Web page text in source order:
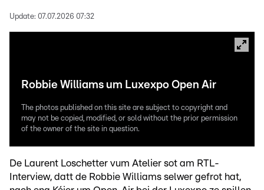
Update: 07.07.2026 07:32
Robbie Williams um Luxexpo Open Air
The photos published on this site are subject to copyright and
may not be copied, modified, or sold without the prior permission
of the owner of the site in question.
De Laurent Loschetter vum Atelier sot am RTL-
Interview, datt de Robbie Williams selwer gefrot hat,